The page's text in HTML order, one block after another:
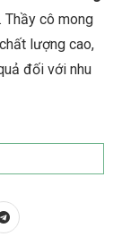
Thầy cô mong
lượng cao,
đối với nhu